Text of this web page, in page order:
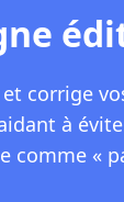
corrige
à
comme «